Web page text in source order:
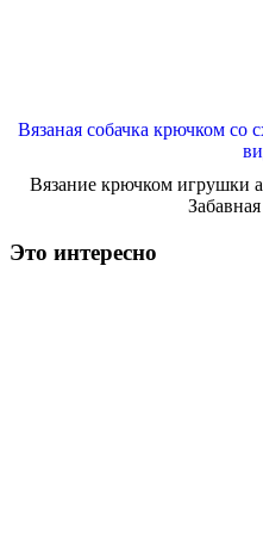
Вязаная собачка крючком со
Вязание крючком игрушки
Это интересно